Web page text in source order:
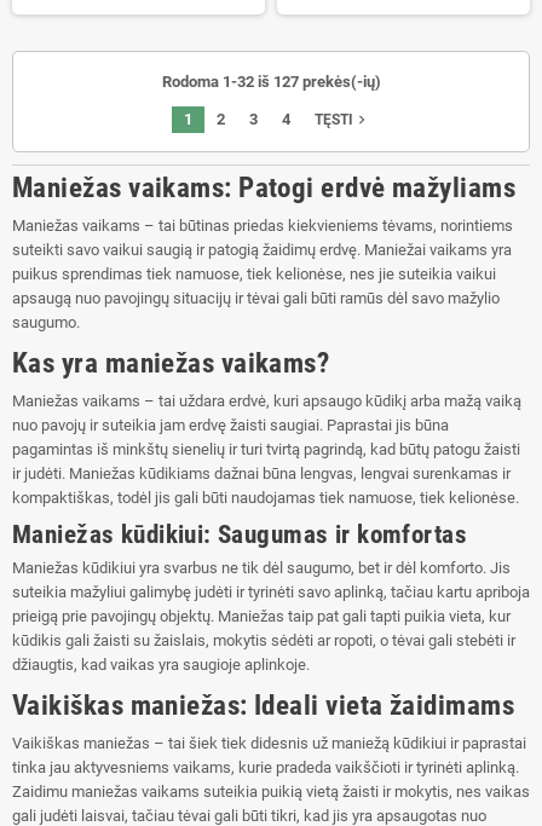
Rodoma 1-32 iš 127 prekės(-ių)
1 2 3 4 TĘSTI navigate_next
Maniežas vaikams: Patogi erdvė mažyliams
Maniežas vaikams – tai būtinas priedas kiekvieniems tėvams, norintiems
suteikti savo vaikui saugią ir patogią žaidimų erdvę. Maniežai vaikams yra
puikus sprendimas tiek namuose, tiek kelionėse, nes jie suteikia vaikui
apsaugą nuo pavojingų situacijų ir tėvai gali būti ramūs dėl savo mažylio
saugumo.
Kas yra maniežas vaikams?
Maniežas vaikams – tai uždara erdvė, kuri apsaugo kūdikį arba mažą vaiką
nuo pavojų ir suteikia jam erdvę žaisti saugiai. Paprastai jis būna
pagamintas iš minkštų sienelių ir turi tvirtą pagrindą, kad būtų patogu žaisti
ir judėti. Maniežas kūdikiams dažnai būna lengvas, lengvai surenkamas ir
kompaktiškas, todėl jis gali būti naudojamas tiek namuose, tiek kelionėse.
Maniežas kūdikiui: Saugumas ir komfortas
Maniežas kūdikiui yra svarbus ne tik dėl saugumo, bet ir dėl komforto. Jis
suteikia mažyliui galimybę judėti ir tyrinėti savo aplinką, tačiau kartu apriboja
prieigą prie pavojingų objektų. Maniežas taip pat gali tapti puikia vieta, kur
kūdikis gali žaisti su žaislais, mokytis sėdėti ar ropoti, o tėvai gali stebėti ir
džiaugtis, kad vaikas yra saugioje aplinkoje.
Vaikiškas maniežas: Ideali vieta žaidimams
Vaikiškas maniežas – tai šiek tiek didesnis už maniežą kūdikiui ir paprastai
tinka jau aktyvesniems vaikams, kurie pradeda vaikščioti ir tyrinėti aplinką.
Zaidimu maniežas vaikams suteikia puikią vietą žaisti ir mokytis, nes vaikas
gali judėti laisvai, tačiau tėvai gali būti tikri, kad jis yra apsaugotas nuo